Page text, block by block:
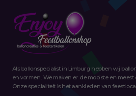
Als ballonspecialist in Limburg hebben wij
en vormen. We maken er de mooiste en meest
Onze specialiteit is het aankleden van